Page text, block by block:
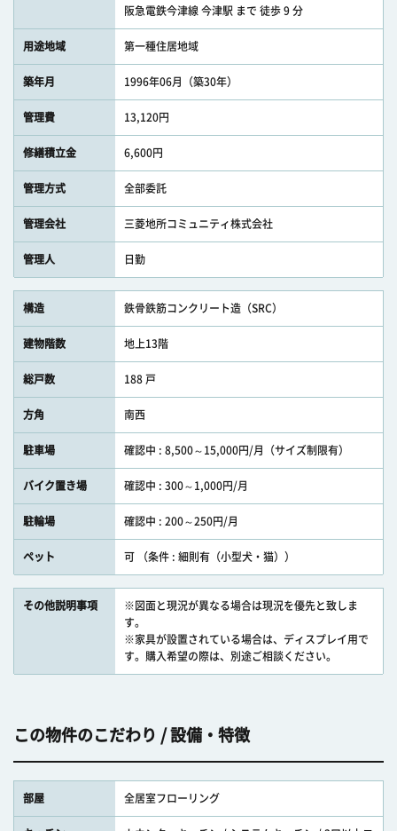
阪急電鉄今津線 今津駅 まで 徒歩 9 分
用途地域 第一種住居地域
築年月 1996年06月（築30年）
管理費 13,120円
修繕積立金 6,600円
管理方式 全部委託
管理会社 三菱地所コミュニティ株式会社
管理人 日勤
構造 鉄骨鉄筋コンクリート造（SRC）
建物階数 地上13階
総戸数 188 戸
方角 南西
駐車場 確認中 : 8,500～15,000円/月（サイズ制限有）
バイク置き場 確認中 : 300～1,000円/月
駐輪場 確認中 : 200～250円/月
ペット 可 （条件 : 細則有（小型犬・猫））
その他説明事項
※図面と現況が異なる場合は現況を優先と致しま
す。
※家具が設置されている場合は、ディスプレイ用で
す。購入希望の際は、別途ご相談ください。
この物件のこだわり / 設備・特徴
部屋 全居室フローリング